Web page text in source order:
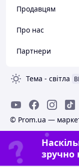
Продавцям
Про нас
Партнери
Тема - світла
© Prom.ua —
зручно